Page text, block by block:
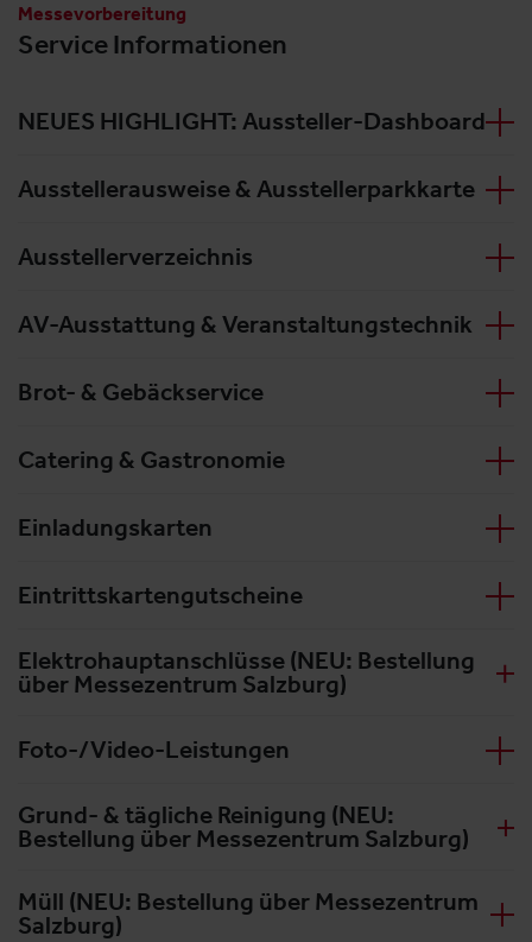
Messevorbereitung
Service Informationen
NEUES HIGHLIGHT: Aussteller-Dashboard
Ausstellerausweise & Ausstellerparkkarte
Ausstellerverzeichnis
AV-Ausstattung & Veranstaltungstechnik
Brot- & Gebäckservice
Catering & Gastronomie
Einladungskarten
Eintrittskartengutscheine
Elektrohauptanschlüsse (NEU: Bestellung
über Messezentrum Salzburg)
Foto-/Video-Leistungen
Grund- & tägliche Reinigung (NEU:
Bestellung über Messezentrum Salzburg)
Müll (NEU: Bestellung über Messezentrum
Salzburg)